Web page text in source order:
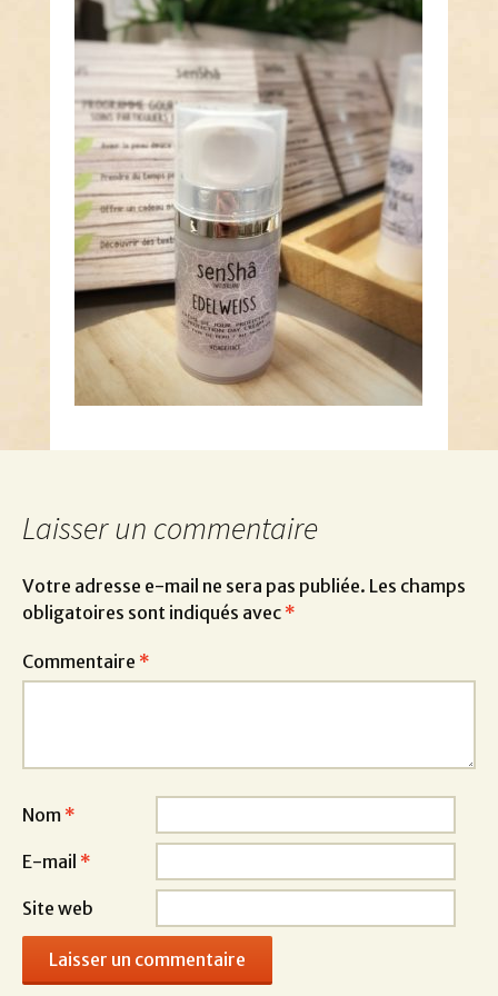
Laisser un commentaire
Votre adresse e-mail ne sera pas publiée. Les champs
obligatoires sont indiqués avec *
Commentaire *
Nom *
E-mail *
Site web